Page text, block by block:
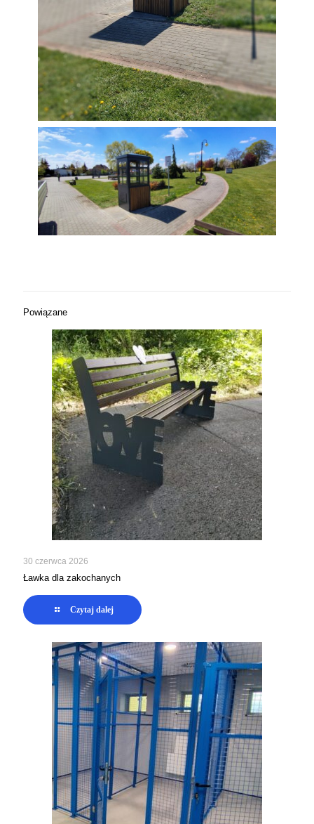
Powiązane
30 czerwca 2026
Ławka dla zakochanych
Czytaj dalej